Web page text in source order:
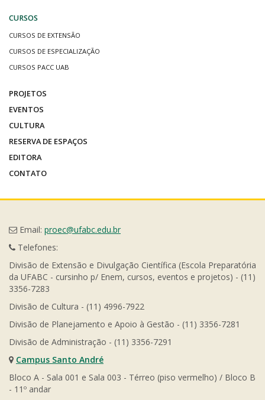
CURSOS
CURSOS DE EXTENSÃO
CURSOS DE ESPECIALIZAÇÃO
CURSOS PACC UAB
PROJETOS
EVENTOS
CULTURA
RESERVA DE ESPAÇOS
EDITORA
CONTATO
Email: proec@ufabc.edu.br
Telefones:
Divisão de Extensão e Divulgação Científica (Escola Preparatória
da UFABC - cursinho p/ Enem, cursos, eventos e projetos) - (11)
3356-7283
Divisão de Cultura - (11) 4996-7922
Divisão de Planejamento e Apoio à Gestão - (11) 3356-7281
Divisão de Administração - (11) 3356-7291
Campus Santo André
Bloco A - Sala 001 e Sala 003 - Térreo (piso vermelho) / Bloco B
- 11º andar